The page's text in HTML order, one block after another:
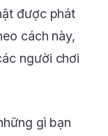
được phát
cách này,
người chơi
gì bạn